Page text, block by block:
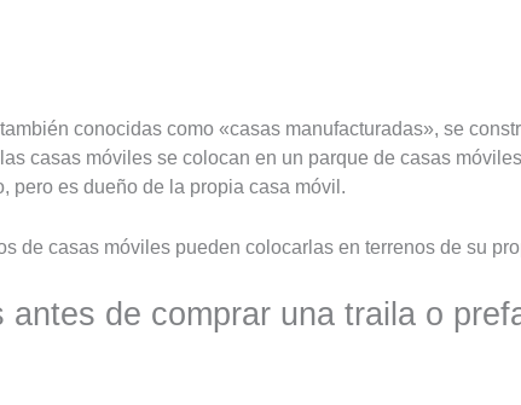
conocidas como «casas manufacturadas», se
casas móviles se colocan en un parque de casas
pero es dueño de la propia casa móvil.
de casas móviles pueden colocarlas en terrenos de su
antes de comprar una traila o